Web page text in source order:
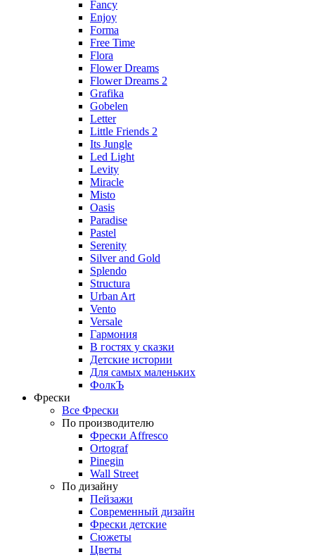
Fancy
Enjoy
Forma
Free Time
Flora
Flower Dreams
Flower Dreams 2
Grafika
Gobelen
Letter
Little Friends 2
Its Jungle
Led Light
Levity
Miracle
Misto
Oasis
Paradise
Pastel
Serenity
Silver and Gold
Splendo
Structura
Urban Art
Vento
Versale
Гармония
В гостях у сказки
Детские истории
Для самых маленьких
ФолкЪ
Фрески
Все Фрески
По производителю
Фрески Affresco
Ortograf
Pinegin
Wall Street
По дизайну
Пейзажи
Современный дизайн
Фрески детские
Сюжеты
Цветы